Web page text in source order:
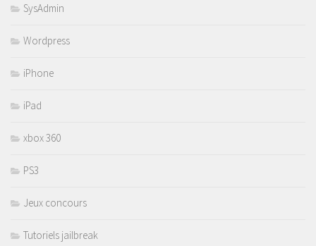
SysAdmin
Wordpress
iPhone
iPad
xbox 360
PS3
Jeux concours
Tutoriels jailbreak